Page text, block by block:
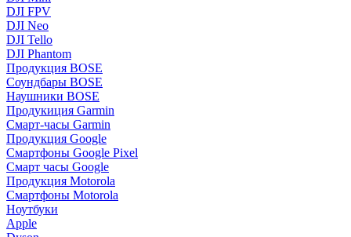
DJI FPV
DJI Neo
DJI Tello
DJI Phantom
Продукция BOSE
Соундбары BOSE
Наушники BOSE
Продукиция Garmin
Смарт-часы Garmin
Продукция Google
Смартфоны Google Pixel
Смарт часы Google
Продукция Motorola
Смартфоны Motorola
Ноутбуки
Apple